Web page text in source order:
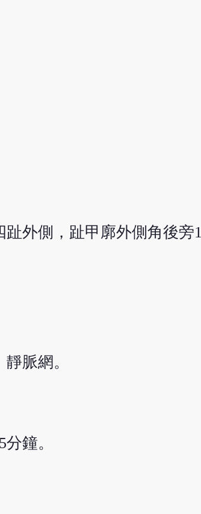
趾外側，趾甲廓外側角後旁
脈網。
鐘。